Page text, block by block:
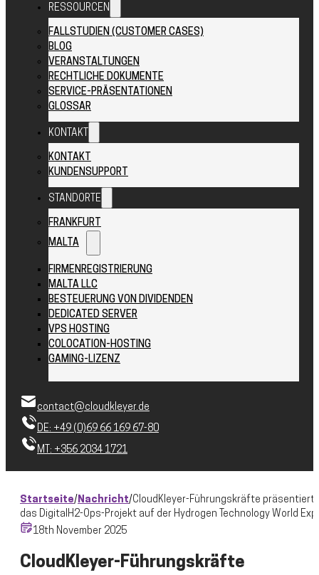
RESSOURCEN
FALLSTUDIEN (CUSTOMER CASES)
BLOG
VERANSTALTUNGEN
RECHTLICHE DOKUMENTE
SERVICE-PRÄSENTATIONEN
GLOSSAR
KONTAKT
KONTAKT
KUNDENSUPPORT
STANDORTE
FRANKFURT
MALTA
FIRMENREGISTRIERUNG
MALTA LLC
BESTEUERUNG VON DIVIDENDEN
DEDICATED SERVER
VPS HOSTING
COLOCATION-HOSTING
GAMING-LIZENZ
contact@cloudkleyer.de
DE: +49 (0)69 66 169 67-80
MT: +356 2034 1721
Startseite/Nachricht/CloudKleyer-Führungskräfte
das DigitalH2-Ops-Projekt auf der Hydrogen Technology World
18th November 2025
CloudKleyer-Führungskräfte